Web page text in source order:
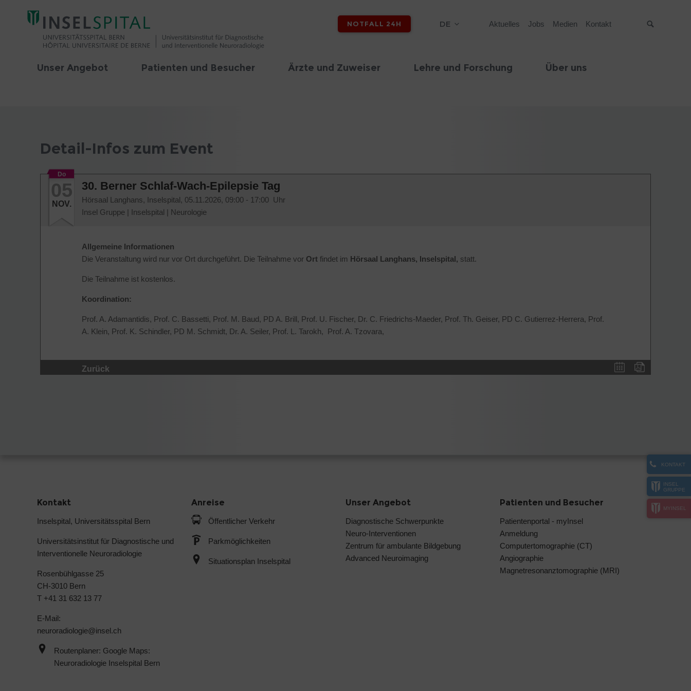
NOTFALL 24H DE Aktuelles Jobs Medien Kontakt
Unser Angebot Patienten und Besucher Ärzte und Zuweiser Lehre und Forschung Über uns
KONTAKT
INSEL
GRUPPE
MYINSEL
Detail-Infos zum Event
Do
05
NOV.
30. Berner Schlaf-Wach-Epilepsie Tag
Hörsaal Langhans, Inselspital, 05.11.2026, 09:00 - 17:00 Uhr
Insel Gruppe | Inselspital | Neurologie
Allgemeine Informationen
Die Veranstaltung wird nur vor Ort durchgeführt. Die Teilnahme vor Ort findet im Hörsaal Langhans, Inselspital, statt.
Die Teilnahme ist kostenlos.
Koordination:
Prof. A. Adamantidis, Prof. C. Bassetti, Prof. M. Baud, PD A. Brill, Prof. U. Fischer, Dr. C. Friedrichs-Maeder, Prof. Th. Geiser, PD C. Gutierrez-Herrera, Prof.
A. Klein, Prof. K. Schindler, PD M. Schmidt, Dr. A. Seiler, Prof. L. Tarokh, Prof. A. Tzovara,
Zurück
Kontakt
Inselspital, Universitätsspital Bern
Universitätsinstitut für Diagnostische und
Interventionelle Neuroradiologie
Rosenbühlgasse 25
CH-3010 Bern
T +41 31 632 13 77
E-Mail:
neuroradiologie@insel.ch
Routenplaner: Google Maps:
Neuroradiologie Inselspital Bern
Anreise
Öffentlicher Verkehr
Parkmöglichkeiten
Situationsplan Inselspital
Unser Angebot
Diagnostische Schwerpunkte
Neuro-Interventionen
Zentrum für ambulante Bildgebung
Advanced Neuroimaging
Patienten und Besucher
Patientenportal - myInsel
Anmeldung
Computertomographie (CT)
Angiographie
Magnetresonanztomographie (MRI)